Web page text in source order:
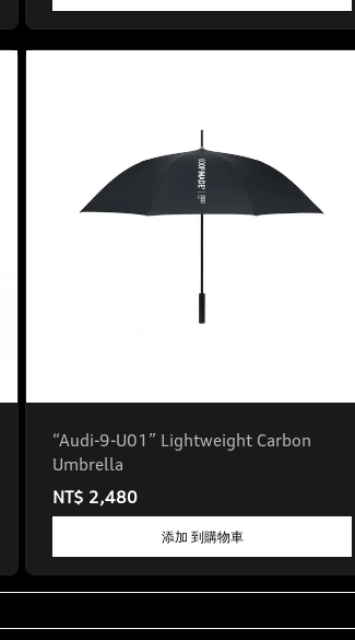
“Audi-9-U01” Lightweight Carbon
Umbrella
NT$ 2,480
添加 到購物車